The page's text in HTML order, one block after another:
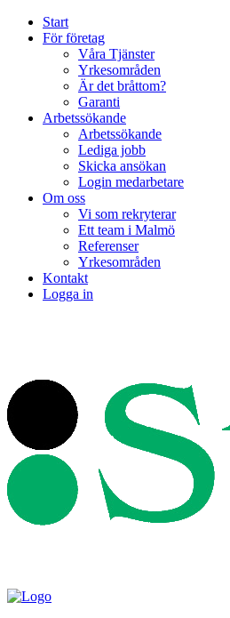
Start
För företag
Våra Tjänster
Yrkesområden
Är det bråttom?
Garanti
Arbetssökande
Arbetssökande
Lediga jobb
Skicka ansökan
Login medarbetare
Om oss
Vi som rekryterar
Ett team i Malmö
Referenser
Yrkesområden
Kontakt
Logga in